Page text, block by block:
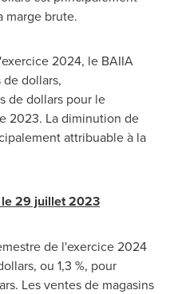
marge brute.
2024, le BAIIA
dollars,
de dollars pour le
2023. La diminution de
attribuable à la
29 juillet 2023
de l'exercice 2024
ou 1,3 %, pour
Les ventes de magasins